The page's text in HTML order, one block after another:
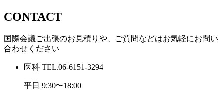
CONTACT
国際会議ご出張のお見積りや、ご質問などはお気軽にお問い
合わせください
医科 TEL.06-6151-3294
平日 9:30〜18:00